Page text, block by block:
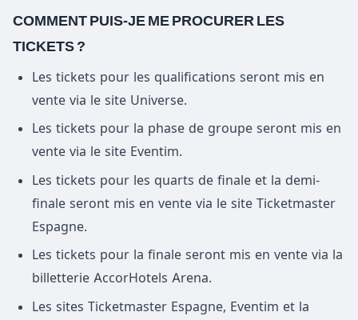
COMMENT PUIS-JE ME PROCURER LES
TICKETS ?
Les tickets pour les qualifications seront mis en
vente via le site Universe.
Les tickets pour la phase de groupe seront mis en
vente via le site Eventim.
Les tickets pour les quarts de finale et la demi-
finale seront mis en vente via le site Ticketmaster
Espagne.
Les tickets pour la finale seront mis en vente via la
billetterie AccorHotels Arena.
Les sites Ticketmaster Espagne, Eventim et la